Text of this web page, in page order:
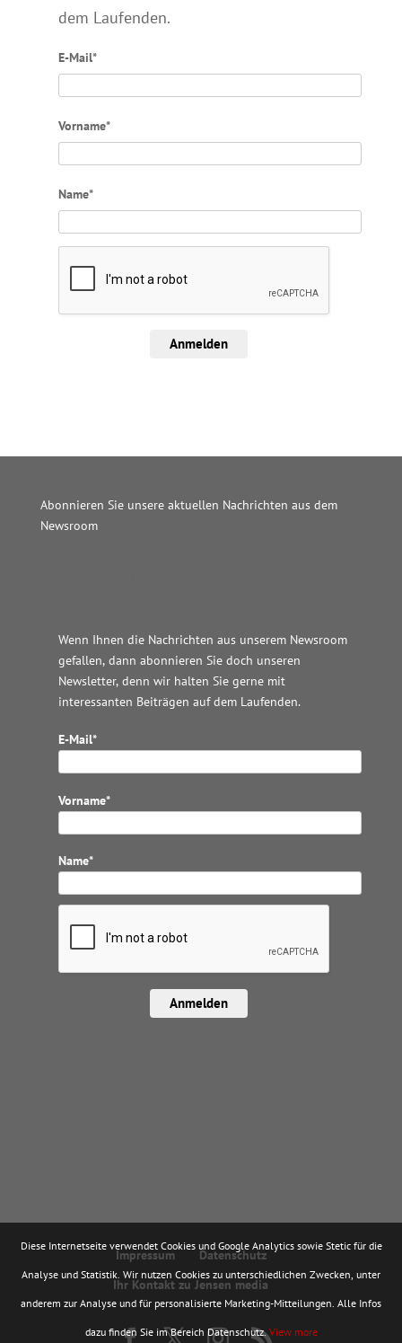
dem Laufenden.
E-Mail*
Vorname*
Name*
Anmelden
Abonnieren Sie unsere aktuellen Nachrichten aus dem
Newsroom
Wenn Ihnen die Nachrichten aus unserem Newsroom
gefallen, dann abonnieren Sie doch unseren
Newsletter, denn wir halten Sie gerne mit
interessanten Beiträgen auf dem Laufenden.
E-Mail*
Vorname*
Name*
Anmelden
Impressum
Datenschutz
Ihr Kontakt zu Jensen media
Diese Internetseite verwendet Cookies und Google Analytics sowie Stetic für die
Analyse und Statistik. Wir nutzen Cookies zu unterschiedlichen Zwecken, unter
anderem zur Analyse und für personalisierte Marketing-Mitteilungen. Alle Infos
dazu finden Sie im Bereich Datenschutz.View more